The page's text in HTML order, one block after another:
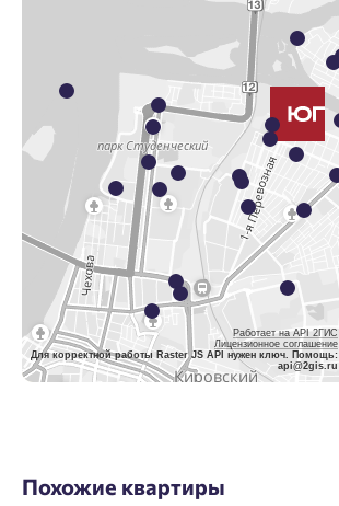
Работает на API 2ГИС
Лицензионное соглашение
Для корректной работы Raster JS API нужен ключ. Помощь:
api@2gis.ru
Похожие квартиры